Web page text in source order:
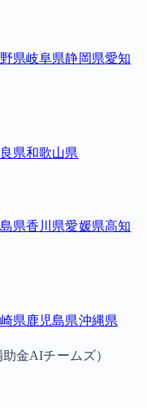
県岐阜県静岡県愛知
県和歌山県
県香川県愛媛県高知
県鹿児島県沖縄県
金AIチームズ）